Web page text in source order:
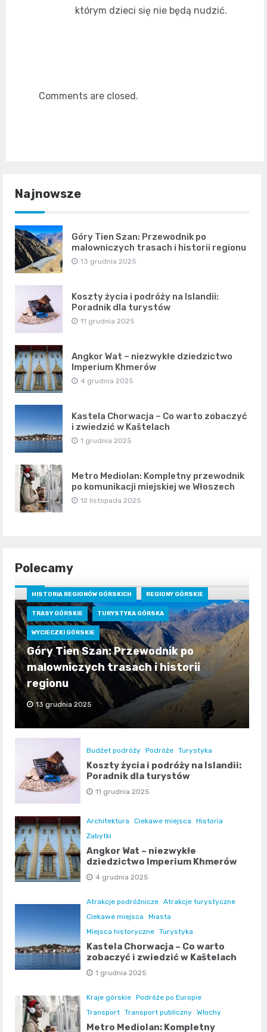
którym dzieci się nie będą nudzić.
Comments are closed.
Najnowsze
Góry Tien Szan: Przewodnik po
malowniczych trasach i historii regionu
13 grudnia 2025
Koszty życia i podróży na Islandii:
Poradnik dla turystów
11 grudnia 2025
Angkor Wat – niezwykłe dziedzictwo
Imperium Khmerów
4 grudnia 2025
Kastela Chorwacja – Co warto zobaczyć
i zwiedzić w Kaštelach
1 grudnia 2025
Metro Mediolan: Kompletny przewodnik
po komunikacji miejskiej we Włoszech
12 listopada 2025
Polecamy
HISTORIA REGIONÓW GÓRSKICH REGIONY GÓRSKIE
TRASY GÓRSKIE TURYSTYKA GÓRSKA
WYCIECZKI GÓRSKIE
Góry Tien Szan: Przewodnik po
malowniczych trasach i historii
regionu
13 grudnia 2025
Budżet podróży Podróże Turystyka
Koszty życia i podróży na Islandii:
Poradnik dla turystów
11 grudnia 2025
Architektura Ciekawe miejsca
Historia
Zabytki
Angkor Wat – niezwykłe
dziedzictwo Imperium Khmerów
4 grudnia 2025
Atrakcje podróżnicze Atrakcje turystyczne
Ciekawe miejsca
Miasta
Miejsca historyczne Turystyka
Kastela Chorwacja – Co warto
zobaczyć i zwiedzić w Kaštelach
1 grudnia 2025
Kraje górskie Podróże po Europie
Transport Transport publiczny Włochy
Metro Mediolan: Kompletny